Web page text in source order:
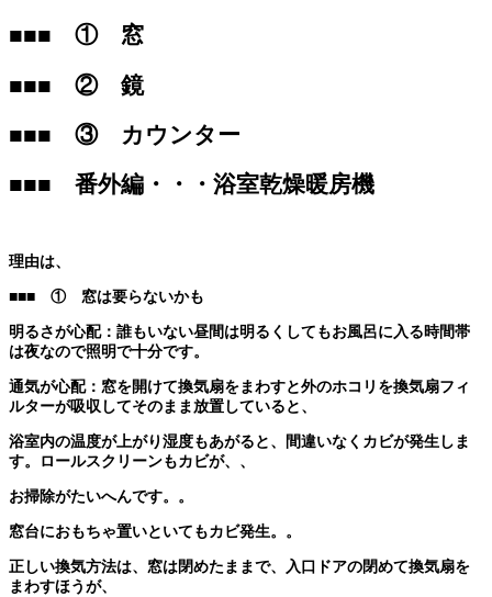
■■■ ① 窓
■■■ ② 鏡
■■■ ③ カウンター
■■■ 番外編・・・浴室乾燥暖房機
理由は、
■■■ ① 窓は要らないかも
明るさが心配：誰もいない昼間は明るくしてもお風呂に入る時間帯
は夜なので照明で十分です。
通気が心配：窓を開けて換気扇をまわすと外のホコリを換気扇フィ
ルターが吸収してそのまま放置していると、
浴室内の温度が上がり湿度もあがると、間違いなくカビが発生しま
す。ロールスクリーンもカビが、、
お掃除がたいへんです。。
窓台におもちゃ置いといてもカビ発生。。
正しい換気方法は、窓は閉めたままで、入口ドアの閉めて換気扇を
まわすほうが、